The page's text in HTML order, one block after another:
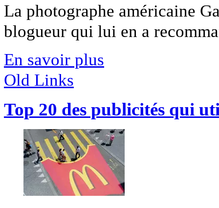
La photographe américaine
blogueur qui lui en a
En savoir plus
Old Links
Top 20 des publicités qui